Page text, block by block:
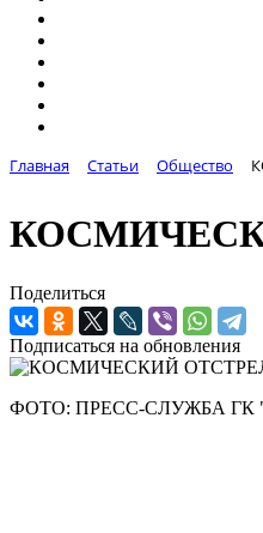
Главная Статьи Общество
Поделиться
Подписаться на обновления
ФОТО: ПРЕСС-СЛУЖБА